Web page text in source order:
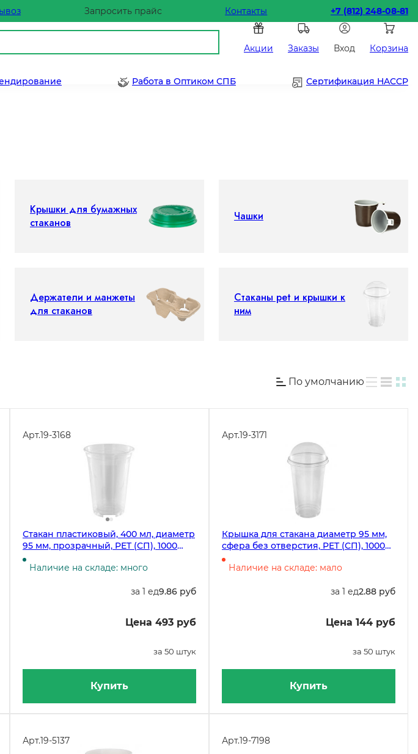
Запросить прайс Контакты +7 (812) 248-08-81
Акции Заказы Вход Корзина
Работа в Оптиком СПБ Сертификация HACCP
Крышки для бумажных
стаканов
Чашки
Держатели и манжеты
для стаканов
Стаканы pet и крышки к
ним
По умолчанию
Арт.19-3168
Стакан пластиковый, 400 мл, диаметр
95 мм, прозрачный, PET (СП), 1000
штук в коробке
Наличие на складе: много
за 1 ед9.86 руб
Цена 493 руб
за 50 штук
Купить
Арт.19-3171
Крышка для стакана диаметр 95 мм,
сфера без отверстия, PET (СП), 1000
штук
Наличие на складе: мало
за 1 ед2.88 руб
Цена 144 руб
за 50 штук
Купить
Арт.19-5137 Арт.19-7198